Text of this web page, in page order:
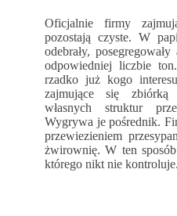
Oficjalnie firmy
pozostają czyste. W
odebrały,
odpowiedniej liczbie
rzadko już kogo
zajmujące się zbiórką
własnych struktur
Wygrywa je pośrednik.
przewiezieniem
żwirownię. W ten
którego nikt nie kontroluje.